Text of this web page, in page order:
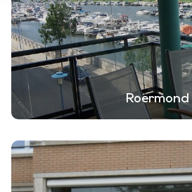
Roermond